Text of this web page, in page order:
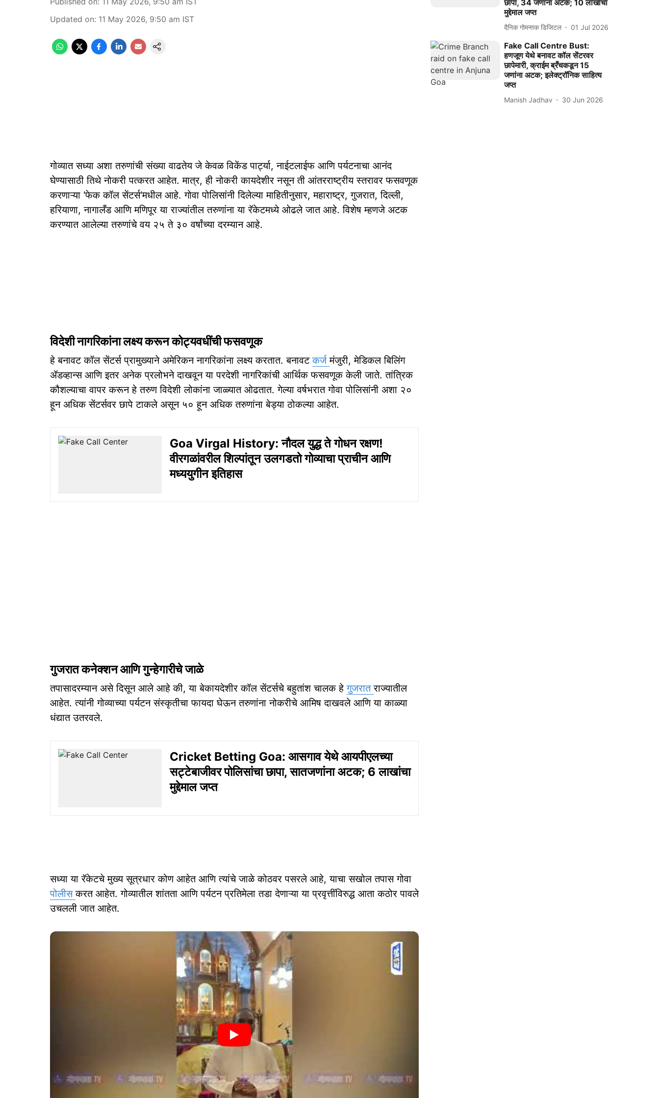
Updated on: 11 May 2026, 9:50 am IST
गोव्यात सध्या अशा तरुणांची संख्या वाढतेय जे केवळ विकेंड पार्ट्या, नाईटलाईफ आणि पर्यटनाचा आनंद
घेण्यासाठी तिथे नोकरी पत्करत आहेत. मात्र, ही नोकरी कायदेशीर नसून ती आंतरराष्ट्रीय स्तरावर फसवणूक
करणाऱ्या 'फेक कॉल सेंटर्स'मधील आहे. गोवा पोलिसांनी दिलेल्या माहितीनुसार, महाराष्ट्र, गुजरात, दिल्ली,
हरियाणा, नागालँड आणि मणिपूर या राज्यांतील तरुणांना या रॅकेटमध्ये ओढले जात आहे. विशेष म्हणजे अटक
करण्यात आलेल्या तरुणांचे वय २५ ते ३० वर्षांच्या दरम्यान आहे.
विदेशी नागरिकांना लक्ष्य करून कोट्यवधींची फसवणूक
हे बनावट कॉल सेंटर्स प्रामुख्याने अमेरिकन नागरिकांना लक्ष्य करतात. बनावटकर्जमंजुरी, मेडिकल बिलिंग
ॲडव्हान्स आणि इतर अनेक प्रलोभने दाखवून या परदेशी नागरिकांची आर्थिक फसवणूक केली जाते. तांत्रिक
कौशल्याचा वापर करून हे तरुण विदेशी लोकांना जाळ्यात ओढतात. गेल्या वर्षभरात गोवा पोलिसांनी अशा २०
हून अधिक सेंटर्सवर छापे टाकले असून ५० हून अधिक तरुणांना बेड्या ठोकल्या आहेत.
Goa Virgal History: नौदल युद्ध ते गोधन रक्षण!
वीरगळांवरील शिल्पांतून उलगडतो गोव्याचा प्राचीन आणि
मध्ययुगीन इतिहास
गुजरात कनेक्शन आणि गुन्हेगारीचे जाळे
तपासादरम्यान असे दिसून आले आहे की, या बेकायदेशीर कॉल सेंटर्सचे बहुतांश चालक हेगुजरातराज्यातील
आहेत. त्यांनी गोव्याच्या पर्यटन संस्कृतीचा फायदा घेऊन तरुणांना नोकरीचे आमिष दाखवले आणि या काळ्या
धंद्यात उतरवले.
Cricket Betting Goa: आसगाव येथे आयपीएलच्या
सट्टेबाजीवर पोलिसांचा छापा, सातजणांना अटक; 6 लाखांचा
मुद्देमाल जप्त
सध्या या रॅकेटचे मुख्य सूत्रधार कोण आहेत आणि त्यांचे जाळे कोठवर पसरले आहे, याचा सखोल तपास गोवा
पोलीसकरत आहेत. गोव्यातील शांतता आणि पर्यटन प्रतिमेला तडा देणाऱ्या या प्रवृत्तींविरुद्ध आता कठोर पावले
उचलली जात आहेत.
छापा, 34 जणांना अटक; 10 लाखांचा
मुद्देमाल जप्त
दैनिक गोमन्तक डिजिटल 01 Jul 2026
Fake Call Centre Bust:
हणजूण येथे बनावट कॉल सेंटरवर
छापेमारी, क्राईम ब्रँचकडून 15
जणांना अटक; इलेक्ट्रॉनिक साहित्य
जप्त
Manish Jadhav 30 Jun 2026